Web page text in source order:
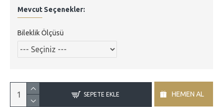
Mevcut Seçenekler:
Bileklik Ölçüsü
SEPETE EKLE HEMEN AL